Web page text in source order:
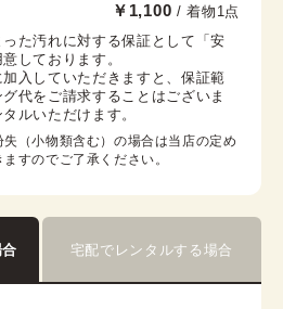
目1-1 CLASO PLACE 香林坊
15:30
￥1,100 / 着物1点
た汚れに対する保証として「安
しております。
加入していただきますと、保証範
代をご請求することはございま
ルいただけます。
（小物類含む）の場合は当店の定め
すのでご了承ください。
宅配でレンタルする場合